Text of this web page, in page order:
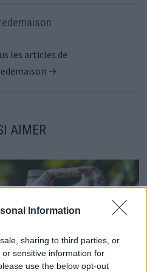
Information
sharing to third parties, or
sensitive information for
use the below opt-out
les articles de
→
AIMER